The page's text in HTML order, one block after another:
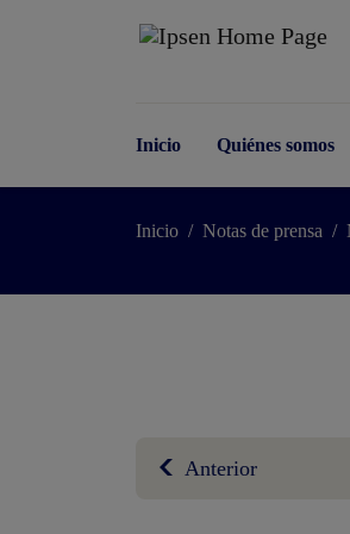
Inicio Quiénes somos
Inicio Notas de prensa
Post
Anterior